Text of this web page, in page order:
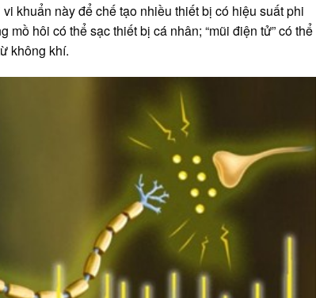
khuẩn này để chế tạo nhiều thiết bị có hiệu suất phi
hôi có thể sạc thiết bị cá nhân; “mũi điện tử” có thể
không khí.